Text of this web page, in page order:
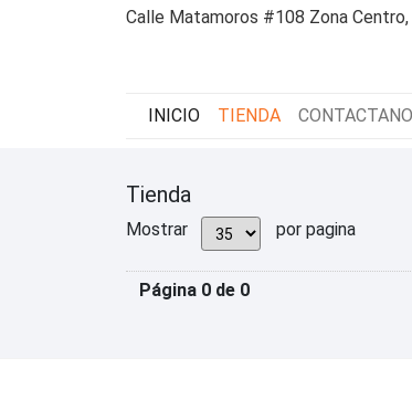
Calle Matamoros #108 Zona Centro,
INICIO TIENDA
Tienda
Mostrar por pagina
Página 0 de 0